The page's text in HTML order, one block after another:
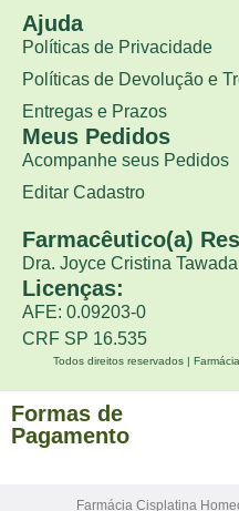
Ajuda
Políticas de Privacidade
Políticas de Devolução e
Entregas e Prazos
Meus Pedidos
Acompanhe seus Pedidos
Editar Cadastro
Farmacêutico(a)
Dra. Joyce Cristina
Licenças:
AFE: 0.09203-0
CRF SP 16.535
Todos direitos reservados |
Formas de
Pagamento
Farmácia Cisplatina